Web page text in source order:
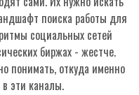
поиска работы для
социальных сетей
биржах - жестче.
понимать, откуда именно
в эти каналы.